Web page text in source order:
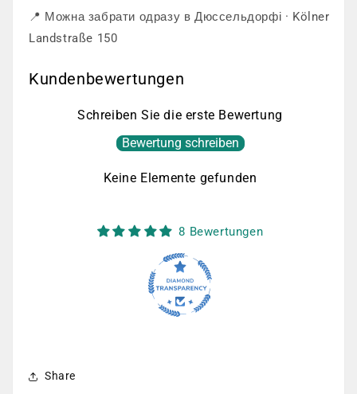
📍 Можна забрати одразу в Дюссельдорфі · Kölner
Landstraße 150
Kundenbewertungen
Schreiben Sie die erste Bewertung
Bewertung schreiben
Keine Elemente gefunden
8 Bewertungen
Share